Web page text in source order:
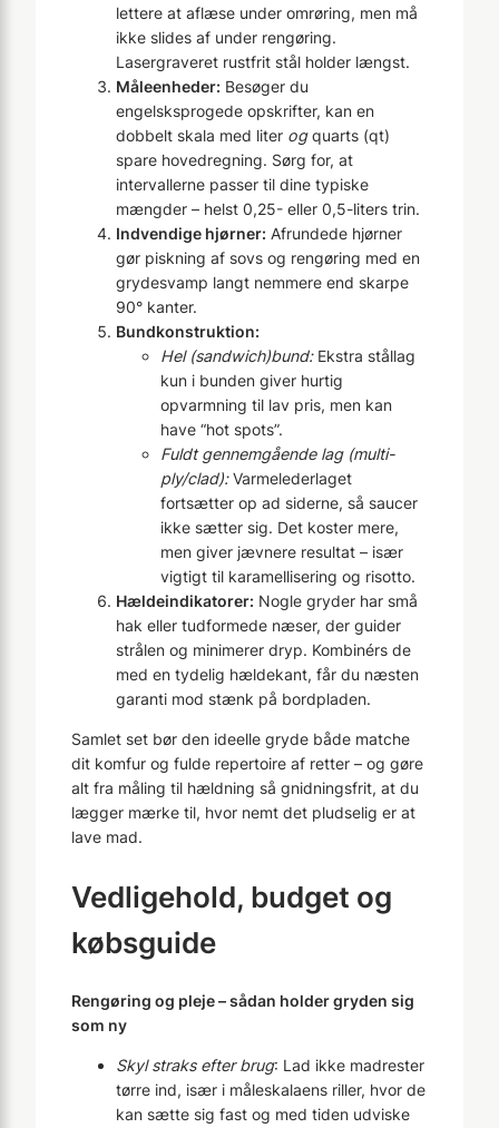
lettere at aflæse under omrøring, men må
ikke slides af under rengøring.
Lasergraveret rustfrit stål holder længst.
Måleenheder: Besøger du
engelsksprogede opskrifter, kan en
dobbelt skala med liter ogquarts (qt)
spare hovedregning. Sørg for, at
intervallerne passer til dine typiske
mængder – helst 0,25- eller 0,5-liters trin.
Indvendige hjørner: Afrundede hjørner
gør piskning af sovs og rengøring med en
grydesvamp langt nemmere end skarpe
90° kanter.
Bundkonstruktion:
Hel (sandwich)bund:Ekstra stållag
kun i bunden giver hurtig
opvarmning til lav pris, men kan
have “hot spots”.
Fuldt gennemgående lag (multi-
ply/clad):Varmelederlaget
fortsætter op ad siderne, så saucer
ikke sætter sig. Det koster mere,
men giver jævnere resultat – især
vigtigt til karamellisering og risotto.
Hældeindikatorer: Nogle gryder har små
hak eller tudformede næser, der guider
strålen og minimerer dryp. Kombinérs de
med en tydelig hældekant, får du næsten
garanti mod stænk på bordpladen.
Samlet set bør den ideelle gryde både matche
dit komfur og fulde repertoire af retter – og gøre
alt fra måling til hældning så gnidningsfrit, at du
lægger mærke til, hvor nemt det pludselig er at
lave mad.
Vedligehold, budget og
købsguide
Rengøring og pleje – sådan holder gryden sig
som ny
Skyl straks efter brug: Lad ikke madrester
tørre ind, især i måleskalaens riller, hvor de
kan sætte sig fast og med tiden udviske